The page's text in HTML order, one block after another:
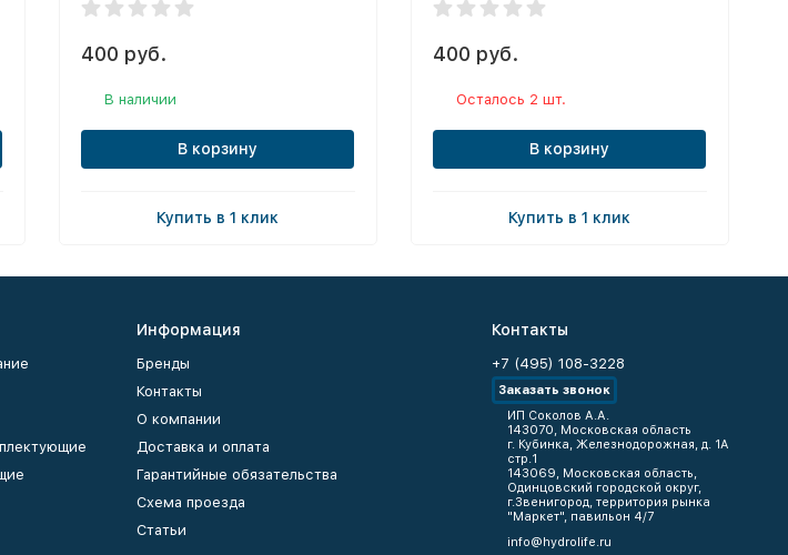
400 руб.
В наличии
В корзину
Купить в 1 клик
400 руб.
Осталось 2 шт.
В корзину
Купить в 1 клик
Информация
Бренды
Контакты
О компании
Доставка и оплата
Гарантийные обязательства
Схема проезда
Статьи
Контакты
+7 (495) 108-3228
Заказать звонок
ИП Соколов А.А.
143070, Московская область
г. Кубинка, Железнодорожная, д. 1А
стр.1
143069, Московская область,
Одинцовский городской округ,
г.Звенигород, территория рынка
"Маркет", павильон 4/7
info@hydrolife.ru